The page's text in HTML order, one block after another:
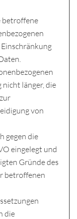
betroffene
länger, die
von
gegen die
eingelegt und
Gründe des
betroffenen
die